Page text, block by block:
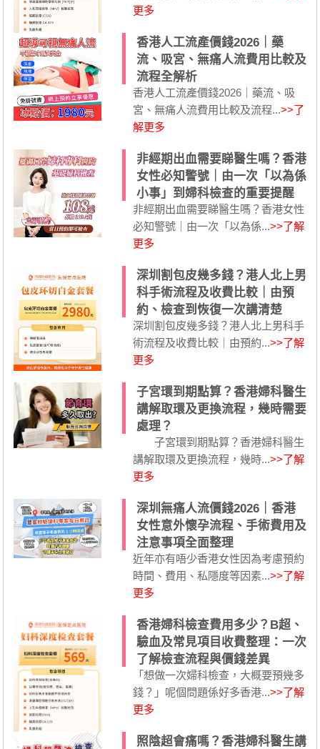
更多
香港人工流產價錢2026｜藥
流、吸宮、無痛人流費用比較及
流程全解析
香港人工流產價錢2026｜藥流、吸
宮、無痛人流費用比較及流程...>>了
解更多
非經期出血需要睇醫生嗎？香港
女性必知警號｜由一次「以為係
小事」到婦科檢查的重要提醒
非經期出血需要睇醫生嗎？香港女性
必知警號｜由一次「以為係...>>了解
更多
深圳割包皮幾多錢？港人北上男
科手術流程及收費比較｜由預
約、檢查到恢復一次講清楚
深圳割包皮幾多錢？港人北上男科手
術流程及收費比較｜由預約...>>了解
更多
子宮環到期點算？香港婦科醫生
講解取環及更換流程，幾時需要
處理？
子宮環到期點算？香港婦科醫生
講解取環及更換流程，幾時...>>了解
更多
深圳無痛人流價錢2026｜香港
女性意外懷孕流程、手術費用及
注意事項全面整理
近年亦有唔少香港女性因為考慮預約
時間、費用、私隱度等因素...>>了解
更多
香港婦科檢查費用多少？B超、
驗血及常見項目收費整理：一次
了解檢查流程與價錢差異
「想做一次婦科檢查，大概要預幾多
錢？」呢個問題係好多香港...>>了解
更多
照陰超會痛嗎？香港婦科醫生講